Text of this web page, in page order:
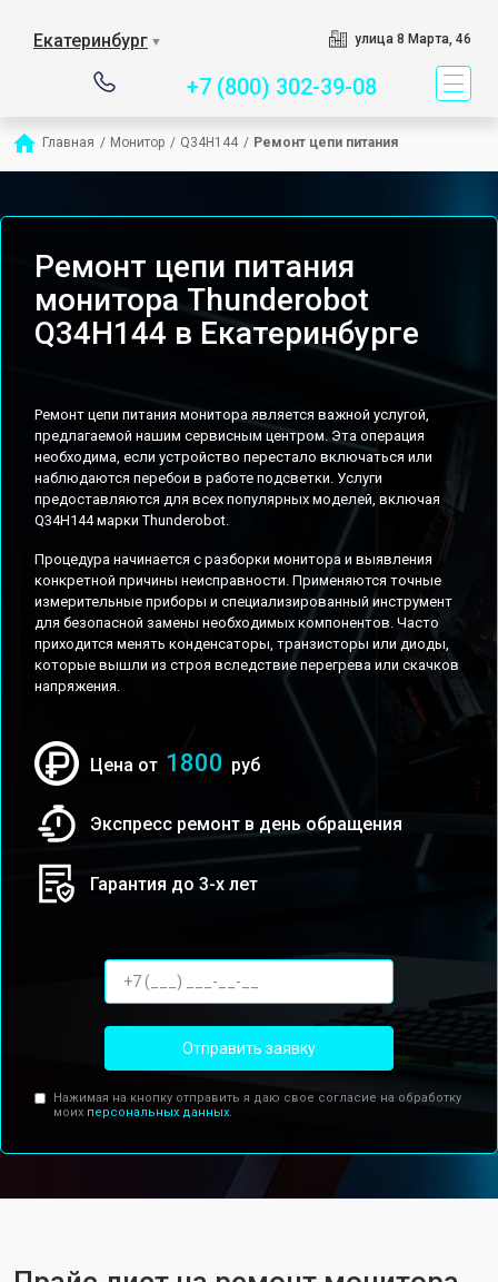
Екатеринбург ▼ улица 8 Марта, 46
+7 (800) 302-39-08
Главная / Монитор / Q34H144 / Ремонт цепи питания
Ремонт цепи питания
монитора Thunderobot
Q34H144 в Екатеринбурге
Ремонт цепи питания монитора является важной услугой,
предлагаемой нашим сервисным центром. Эта операция
необходима, если устройство перестало включаться или
наблюдаются перебои в работе подсветки. Услуги
предоставляются для всех популярных моделей, включая
Q34H144 марки Thunderobot.
Процедура начинается с разборки монитора и выявления
конкретной причины неисправности. Применяются точные
измерительные приборы и специализированный инструмент
для безопасной замены необходимых компонентов. Часто
приходится менять конденсаторы, транзисторы или диоды,
которые вышли из строя вследствие перегрева или скачков
напряжения.
Цена от 1800 руб
Экспресс ремонт в день обращения
Гарантия до 3-х лет
Отправить заявку
Нажимая на кнопку отправить я даю свое согласие на обработку
моих персональных данных.